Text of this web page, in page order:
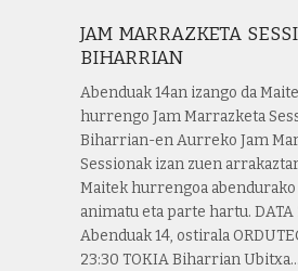
JAM MARRAZKETA
BIHARRIAN
Abenduak 14an izango da
hurrengo Jam Marrazketa
Biharrian-en Aurreko Jam
Sessionak izan zuen
Maitek hurrengoa abendurako
animatu eta parte hartu. DATA
Abenduak 14, ostirala
23:30 TOKIA Biharrian Ubitxa…